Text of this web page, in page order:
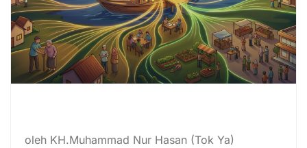
oleh KH.Muhammad Nur Hasan (Tok Ya)